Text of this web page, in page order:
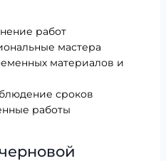
работ
мастера
материалов и
сроков
работы